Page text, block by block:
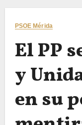
PSOE Mérida
El PP
y
en su